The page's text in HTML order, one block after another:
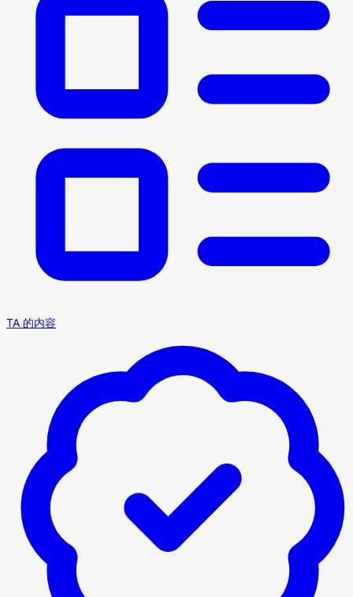
TA 的内容